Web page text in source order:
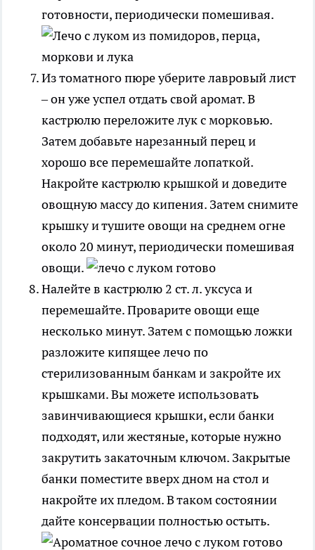
готовности, периодически помешивая.
Из томатного пюре уберите лавровый лист
– он уже успел отдать свой аромат. В
кастрюлю переложите лук с морковью.
Затем добавьте нарезанный перец и
хорошо все перемешайте лопаткой.
Накройте кастрюлю крышкой и доведите
овощную массу до кипения. Затем снимите
крышку и тушите овощи на среднем огне
около 20 минут, периодически помешивая
овощи.
Налейте в кастрюлю 2 ст. л. уксуса и
перемешайте. Проварите овощи еще
несколько минут. Затем с помощью ложки
разложите кипящее лечо по
стерилизованным банкам и закройте их
крышками. Вы можете использовать
завинчивающиеся крышки, если банки
подходят, или жестяные, которые нужно
закрутить закаточным ключом. Закрытые
банки поместите вверх дном на стол и
накройте их пледом. В таком состоянии
дайте консервации полностью остыть.